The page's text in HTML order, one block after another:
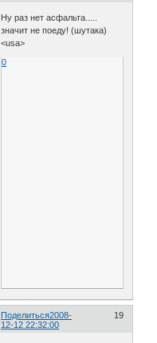
Ну раз нет асфальта.....
значит не поеду! (шутака)
<usa>
0
Поделиться 19
2008-
12-12 22:32:00